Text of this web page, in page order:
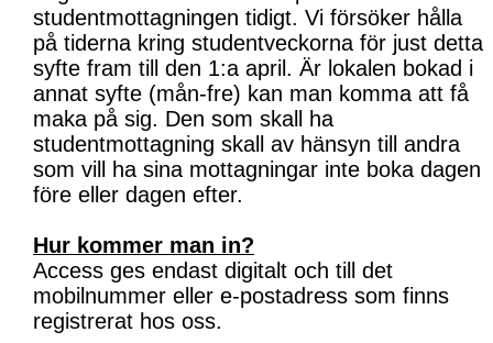
studentmottagningen tidigt. Vi försöker hålla
på tiderna kring studentveckorna för just detta
syfte fram till den 1:a april. Är lokalen bokad i
annat syfte (mån-fre) kan man komma att få
maka på sig. Den som skall ha
studentmottagning skall av hänsyn till andra
som vill ha sina mottagningar inte boka dagen
före eller dagen efter.
Hur kommer man in?
Access ges endast digitalt och till det
mobilnummer eller e-postadress som finns
registrerat hos oss.